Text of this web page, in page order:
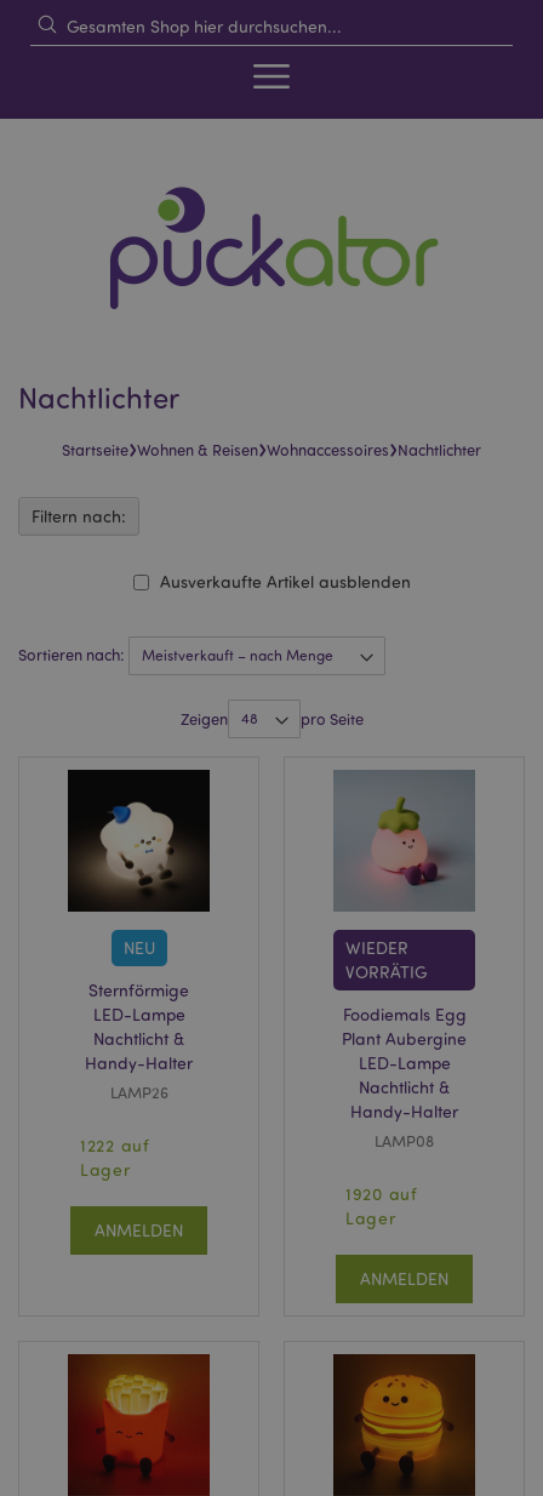
Nachtlichter
Startseite›Wohnen & Reisen›Wohnaccessoires›Nachtlichter
Sortieren nach:
Zeigen pro Seite
NEU
Sternförmige
LED-Lampe
Nachtlicht &
Handy-Halter
LAMP26
1222 auf
Lager
ANMELDEN
WIEDER
VORRÄTIG
Foodiemals Egg
Plant Aubergine
LED-Lampe
Nachtlicht &
Handy-Halter
LAMP08
1920 auf
Lager
ANMELDEN
Ausverkaufte Artikel ausblenden
Filtern nach: